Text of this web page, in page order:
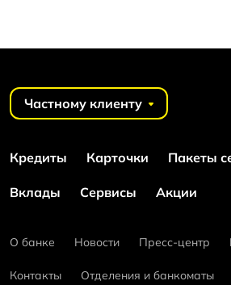
Частному клиенту
Кредиты Карточки Пакеты
Вклады Сервисы Акции
О банке Новости Пресс-центр
Контакты Отделения и банкоматы